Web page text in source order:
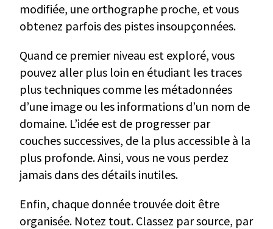
modifiée, une orthographe proche, et vous
obtenez parfois des pistes insoupçonnées.
Quand ce premier niveau est exploré, vous
pouvez aller plus loin en étudiant les traces
plus techniques comme les métadonnées
d’une image ou les informations d’un nom de
domaine. L’idée est de progresser par
couches successives, de la plus accessible à la
plus profonde. Ainsi, vous ne vous perdez
jamais dans des détails inutiles.
Enfin, chaque donnée trouvée doit être
organisée. Notez tout. Classez par source, par